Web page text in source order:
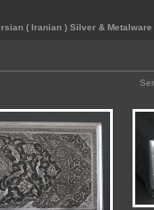
( Iranian ) Silver & Metalware